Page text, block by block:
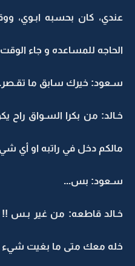
عندي، كان بحسبه ابـوي،
الحاجه للمساعده و جاء الوقت
سـعود: خيرك سابق ما تقـصر.
خـالد: من بكرا السـواق راح
مالكم دخل في راتبه او أي
سـعود: بس...
خـالد قاطعه: من غير بـس !!
خله معك متى ما بغيت شيء